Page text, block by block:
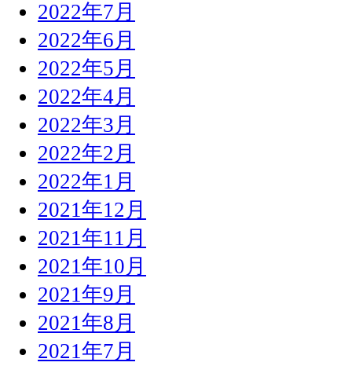
2022年7月
2022年6月
2022年5月
2022年4月
2022年3月
2022年2月
2022年1月
2021年12月
2021年11月
2021年10月
2021年9月
2021年8月
2021年7月